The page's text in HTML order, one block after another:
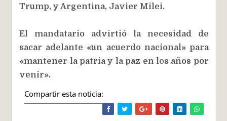
Trump, y Argentina, Javier Milei.
El mandatario advirtió la necesidad de
sacar adelante «un acuerdo nacional» para
«mantener la patria y la paz en los años por
venir».
Compartir esta noticia: